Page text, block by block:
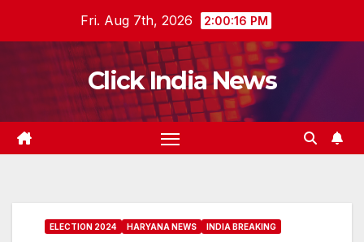
Fri. Aug 7th, 2026 2:00:17 PM
Click India News
ELECTION 2024 HARYANA NEWS INDIA BREAKING